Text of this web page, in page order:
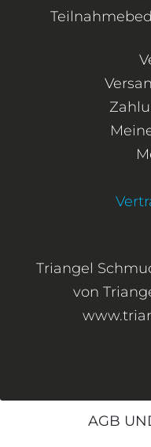
Triangel
von
AGB